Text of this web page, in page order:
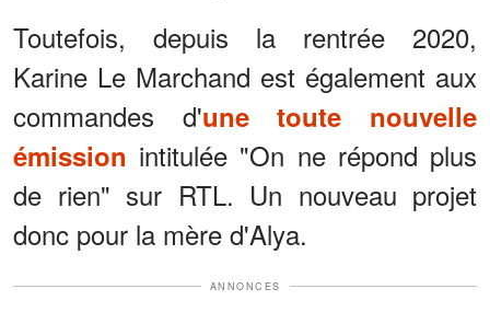
Toutefois, depuis la rentrée 2020,
Karine Le Marchand est également aux
commandes d'une toute nouvelle
émission intitulée "On ne répond plus
de rien" sur RTL. Un nouveau projet
donc pour la mère d'Alya.
ANNONCES